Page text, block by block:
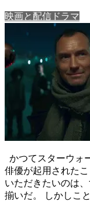
映画と配信ドラマ
かつてスターウォ
俳優が起用された
いただきたいのは
揃いだ。 しかしこ